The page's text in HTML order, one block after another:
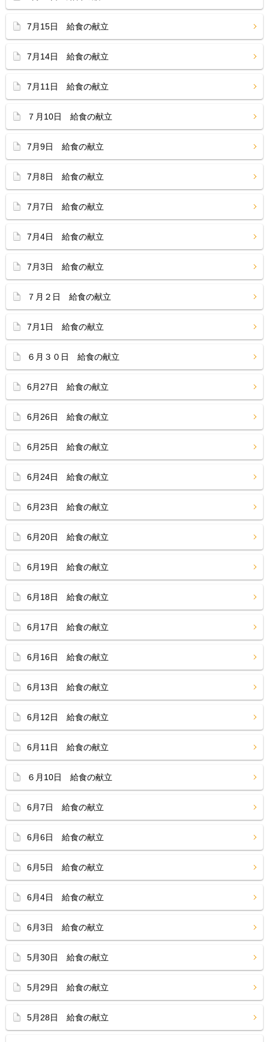
7月15日 給食の献立
7月14日 給食の献立
7月11日 給食の献立
７月10日 給食の献立
7月9日 給食の献立
7月8日 給食の献立
7月7日 給食の献立
7月4日 給食の献立
7月3日 給食の献立
７月２日 給食の献立
7月1日 給食の献立
６月３０日 給食の献立
6月27日 給食の献立
6月26日 給食の献立
6月25日 給食の献立
6月24日 給食の献立
6月23日 給食の献立
6月20日 給食の献立
6月19日 給食の献立
6月18日 給食の献立
6月17日 給食の献立
6月16日 給食の献立
6月13日 給食の献立
6月12日 給食の献立
6月11日 給食の献立
６月10日 給食の献立
6月7日 給食の献立
6月6日 給食の献立
6月5日 給食の献立
6月4日 給食の献立
6月3日 給食の献立
5月30日 給食の献立
5月29日 給食の献立
5月28日 給食の献立